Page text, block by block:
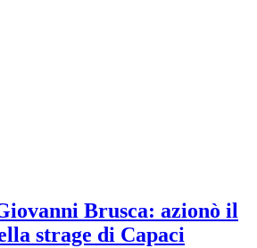
Brusca: azionò il
strage di Capaci